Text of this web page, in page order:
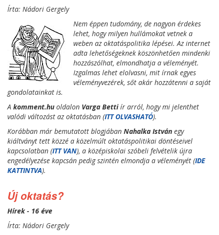
Írta: Nádori Gergely
Nem éppen tudomány, de nagyon érdekes
lehet, hogy milyen hullámokat vetnek a
weben az oktatáspolitika lépései. Az internet
adta lehetőségeknek köszönhetően mindenki
hozzászólhat, elmondhatja a véleményét.
Izgalmas lehet elolvasni, mit írnak egyes
véleményvezérek, sőt akár hozzátenni a saját
gondolatainkat is.
A komment.huoldalon Varga Bettiír arról, hogy mi jelenthet
valódi változást az oktatásban (ITT OLVASHATÓ).
Korábban már bemutatott blogjában Nahalka István egy
kiáltványt tett közzé a közelmúlt oktatáspolitikai döntéseivel
kapcsolatban (ITT VAN), a középiskolai szóbeli felvételik újra
engedélyezése kapcsán pedig szintén elmondja a véleményét (IDE
KATTINTVA).
Új oktatás?
Hírek - 16 éve
Írta: Nádori Gergely